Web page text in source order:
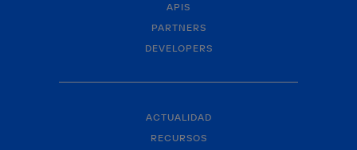
APIS
PARTNERS
DEVELOPERS
ACTUALIDAD
RECURSOS